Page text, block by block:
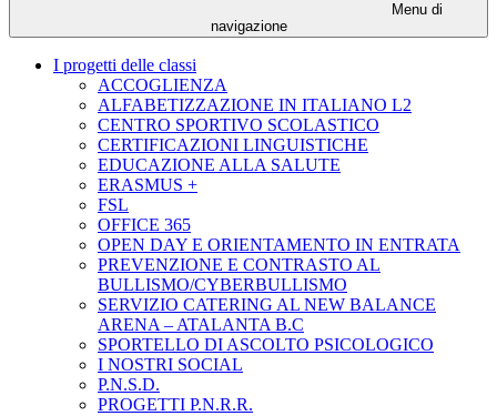
Menu di
navigazione
I progetti delle classi
ACCOGLIENZA
ALFABETIZZAZIONE IN ITALIANO L2
CENTRO SPORTIVO SCOLASTICO
CERTIFICAZIONI LINGUISTICHE
EDUCAZIONE ALLA SALUTE
ERASMUS +
FSL
OFFICE 365
OPEN DAY E ORIENTAMENTO IN ENTRATA
PREVENZIONE E CONTRASTO AL
BULLISMO/CYBERBULLISMO
SERVIZIO CATERING AL NEW BALANCE
ARENA – ATALANTA B.C
SPORTELLO DI ASCOLTO PSICOLOGICO
I NOSTRI SOCIAL
P.N.S.D.
PROGETTI P.N.R.R.